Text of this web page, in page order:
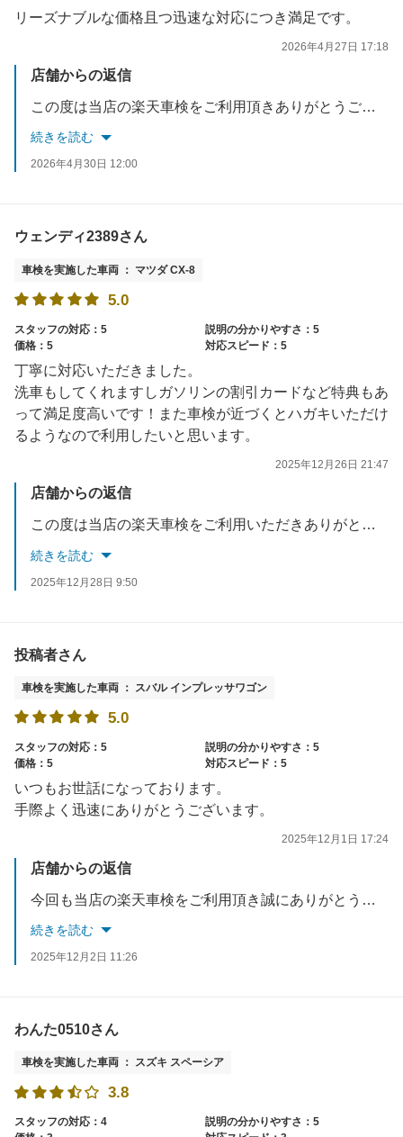
リーズナブルな価格且つ迅速な対応につき満足です。
2026年4月27日 17:18
店舗からの返信
この度は当店の楽天車検をご利用頂きありがとうございます。 お客様からの満足のお言葉を頂きまして私共も嬉しく思います。ありがとうございます。 メンテナンスや洗車などもお待ちしておりますのでよろしくお願いいたします。
続きを読む
2026年4月30日 12:00
ウェンディ2389さん
車検を実施した車両 ： マツダ CX-8
5.0
スタッフの対応：5
説明の分かりやすさ：5
価格：5
対応スピード：5
丁寧に対応いただきました。
洗車もしてくれますしガソリンの割引カードなど特典もあ
って満足度高いです！また車検が近づくとハガキいただけ
るようなので利用したいと思います。
2025年12月26日 21:47
店舗からの返信
この度は当店の楽天車検をご利用いただきありがとうございます。 お客様のご希望に添えられる様に提案しております。 ご満足いただけてスタッフも喜んでおります。 半年ごとの安全点検はおハガキでご案内致しますので確認お願い致します。 又、住所の変更がある時はご連絡ください。
続きを読む
2025年12月28日 9:50
投稿者さん
車検を実施した車両 ： スバル インプレッサワゴン
5.0
スタッフの対応：5
説明の分かりやすさ：5
価格：5
対応スピード：5
いつもお世話になっております。
手際よく迅速にありがとうございます。
2025年12月1日 17:24
店舗からの返信
今回も当店の楽天車検をご利用頂き誠にありがとうございます。 お客様のご希望に添えられる様に考えておりますが費用が掛かってしまう場合もございます。 そこはしっかりと説明させていただきお客様にも納得して車検しております。 車検後の気になることがありましたらスタッフまでお声がけください。
続きを読む
2025年12月2日 11:26
わんた0510さん
車検を実施した車両 ： スズキ スペーシア
3.8
スタッフの対応：4
説明の分かりやすさ：5